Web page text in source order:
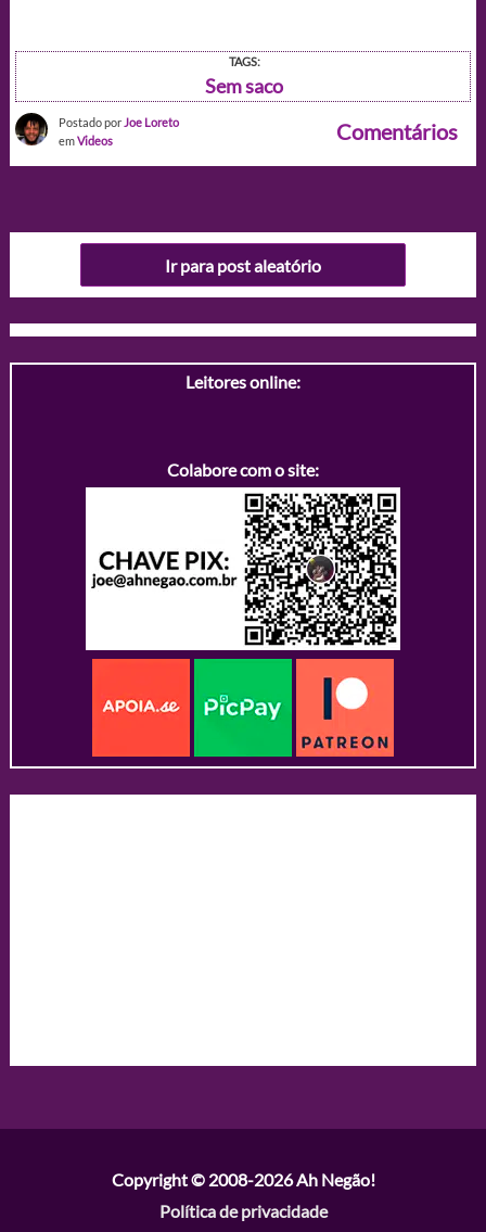
TAGS:
Sem saco
Postado por Joe Loreto
emVideos Comentários
Ir para post aleatório
Leitores online:
Colabore com o site:
Copyright © 2008-2026Ah Negão!
Política de privacidade